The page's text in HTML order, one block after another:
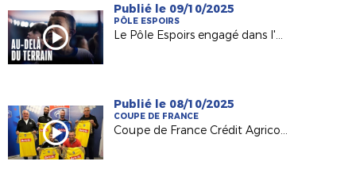
Publié le 09/10/2025
PÔLE ESPOIRS
Le Pôle Espoirs engagé dans l'Open Football Club !
Publié le 08/10/2025
COUPE DE FRANCE
Coupe de France Crédit Agricole : le FC Laurentais Landemontais (D2) au défi des Herbiers VF (N2) !